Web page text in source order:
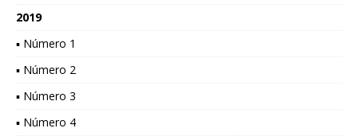
2019
▪ Número 1
▪ Número 2
▪ Número 3
▪ Número 4